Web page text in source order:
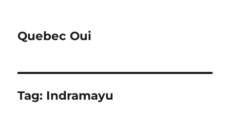
Quebec Oui
Tag: Indramayu